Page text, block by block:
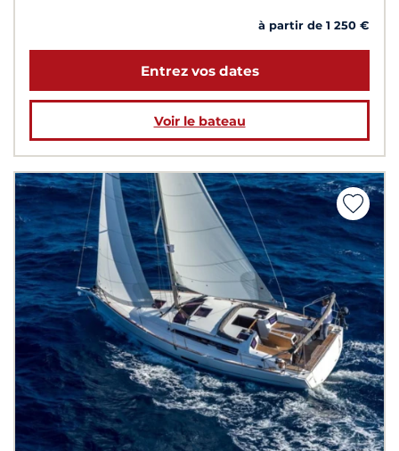
à partir de 1 250 €
Entrez vos dates
Voir le bateau